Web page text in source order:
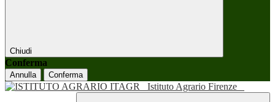
Chiudi
Conferma
Annulla Conferma
Istituto Agrario Firenze